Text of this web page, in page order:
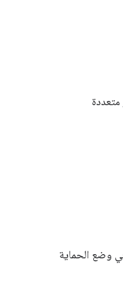
وضع الحماية